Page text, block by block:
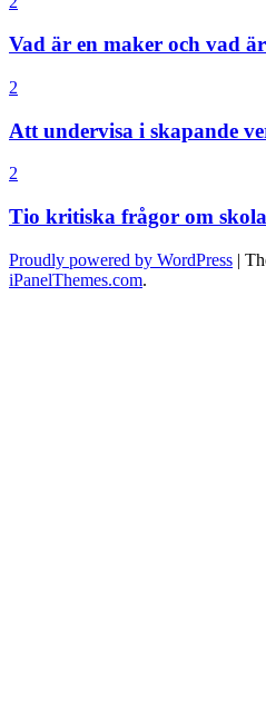
Vad är en maker och vad
2
Att undervisa i skapande
2
Tio kritiska frågor om
Proudly powered by WordPress |
iPanelThemes.com.